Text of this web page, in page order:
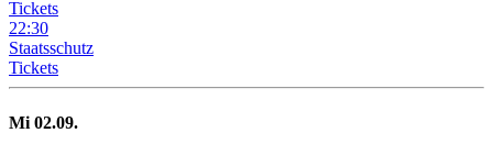
Tickets
22:30
Staatsschutz
Tickets
Mi 02.09.